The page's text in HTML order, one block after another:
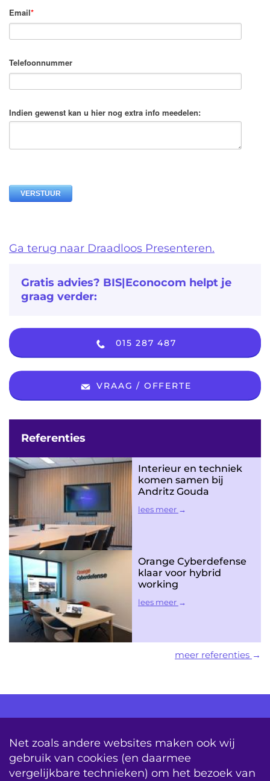
Email*
Telefoonnummer
Indien gewenst kan u hier nog extra info meedelen:
Ga terug naar Draadloos Presenteren.
Gratis advies? BIS|Econocom helpt je
graag verder:
015 287 487
VRAAG / OFFERTE
Referenties
Interieur en techniek
komen samen bij
Andritz Gouda
lees meer
Orange Cyberdefense
klaar voor hybrid
working
lees meer
meer referenties
AV Consultancy Opleiding
Detachering
Storing & Onderhoud
Onderhoudscontracten
Net zoals andere websites maken ook wij
gebruik van cookies (en daarmee
vergelijkbare technieken) om het bezoek van